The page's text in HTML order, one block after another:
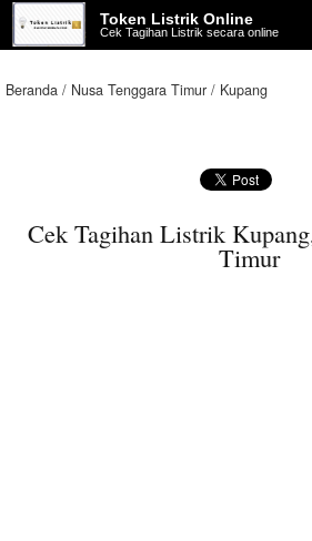
Token Listrik Online
Cek Tagihan Listrik secara online
Beranda Nusa Tenggara Timur Kupang
Cek Tagihan Listrik
Timur